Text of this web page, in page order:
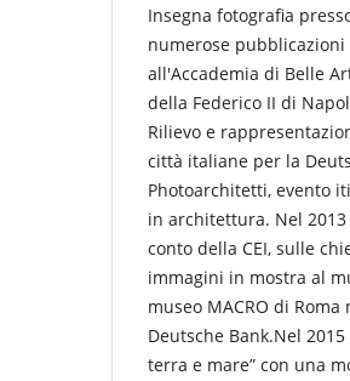
Insegna fotografia
numerose
all'Accademia di Belle
della Federico II di
Rilievo e
città italiane per la
Photoarchitetti, evento
in architettura. Nel
conto della CEI, sulle
immagini in mostra al
museo MACRO di
Deutsche Bank.Nel
terra e mare” con una